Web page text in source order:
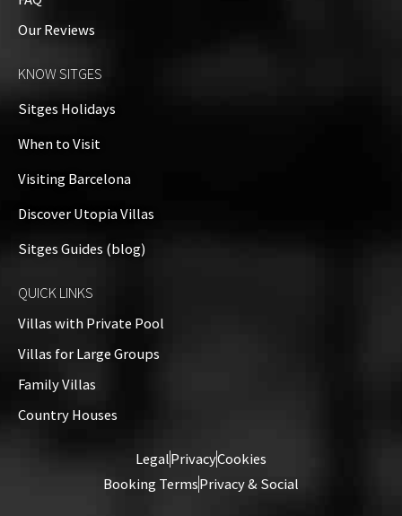
Our Reviews
KNOW SITGES
Sitges Holidays
When to Visit
Visiting Barcelona
Discover Utopia Villas
Sitges Guides (blog)
QUICK LINKS
Villas with Private Pool
Villas for Large Groups
Family Villas
Country Houses
LegalPrivacyCookies
Booking TermsPrivacy & Social